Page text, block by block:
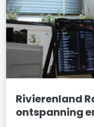
Rivierenland
ontspanning